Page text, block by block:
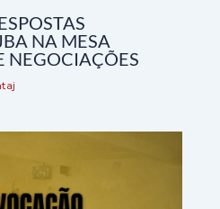
NA MESA
NEGOCIAÇÕES